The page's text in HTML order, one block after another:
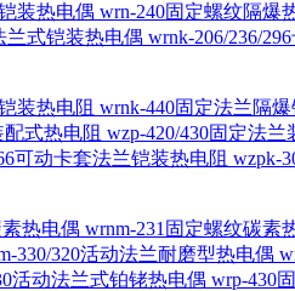
装热电偶 wrn-240固定螺纹隔爆
兰式铠装热电偶 wrnk-206/236/
装热电阻 wrnk-440固定法兰隔
配式热电阻 wzp-420/430固定法兰
可动卡套法兰铠装热电阻 wzpk-
热电偶 wrnm-231固定螺纹碳素
330/320活动法兰耐磨型热电偶
活动法兰式铂铑热电偶 wrp-430